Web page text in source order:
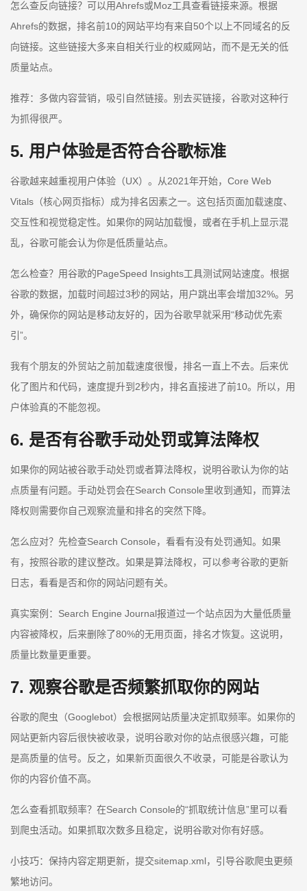
怎么查反向链接？可以用Ahrefs或Moz工具查看链接来源。根据
Ahrefs的数据，排名前10的网站平均有来自50个以上不同域名的反
向链接。这些链接大多来自相关行业的权威网站，而不是无关的低
质量站点。
推荐：多做内容营销，吸引自然链接。别去买链接，谷歌对这种行
为抓得很严。
5. 用户体验是否符合谷歌标准
谷歌越来越重视用户体验（UX）。从2021年开始，Core Web
Vitals（核心网页指标）成为排名因素之一。这包括页面加载速度、
交互性和视觉稳定性。如果你的网站加载慢，或者在手机上显示混
乱，谷歌可能会认为你是低质量站点。
怎么检查？用谷歌的PageSpeed Insights工具测试网站速度。根据
谷歌的数据，加载时间超过3秒的网站，用户跳出率会增加32%。另
外，确保你的网站是移动友好的，因为谷歌早就采用“移动优先索
引”。
我有个朋友的外贸站之前加载速度很慢，排名一直上不去。后来优
化了图片和代码，速度提升到2秒内，排名直接进了前10。所以，用
户体验真的不能忽视。
6. 是否有谷歌手动处罚或算法降权
如果你的网站被谷歌手动处罚或者算法降权，说明谷歌认为你的站
点质量有问题。手动处罚会在Search Console里收到通知，而算法
降权则需要你自己观察流量和排名的突然下降。
怎么应对？先检查Search Console，看看有没有处罚通知。如果
有，按照谷歌的建议整改。如果是算法降权，可以参考谷歌的更新
日志，看看是否和你的网站问题有关。
真实案例：Search Engine Journal报道过一个站点因为大量低质量
内容被降权，后来删除了80%的无用页面，排名才恢复。这说明，
质量比数量更重要。
7. 观察谷歌是否频繁抓取你的网站
谷歌的爬虫（Googlebot）会根据网站质量决定抓取频率。如果你的
网站更新内容后很快被收录，说明谷歌对你的站点很感兴趣，可能
是高质量的信号。反之，如果新页面很久不收录，可能是谷歌认为
你的内容价值不高。
怎么查看抓取频率？在Search Console的“抓取统计信息”里可以看
到爬虫活动。如果抓取次数多且稳定，说明谷歌对你有好感。
小技巧：保持内容定期更新，提交sitemap.xml，引导谷歌爬虫更频
繁地访问。